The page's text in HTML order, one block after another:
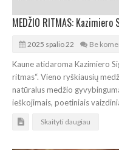
2025 spalio 22 Be
Kaune atidaroma Kazimiero
ritmas“. Vieno ryškiausių
natūralus medžio
ieškojimais, poetiniais
Skaityti daugiau